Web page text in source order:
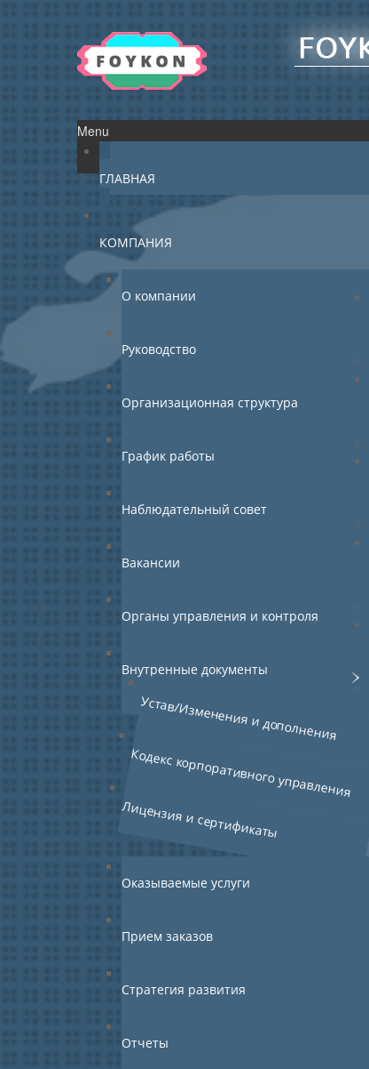
Menu
ГЛАВНАЯ
КОМПАНИЯ
О компании
Руководство
Организационная структура
График работы
Наблюдательный совет
Вакансии
Органы управления и контроля
Внутренные документы
Устав/Изменения и дополнения
Кодекс корпоративного управления
Лицензия и сертификаты
Оказываемые услуги
Прием заказов
Стратегия развития
Отчеты